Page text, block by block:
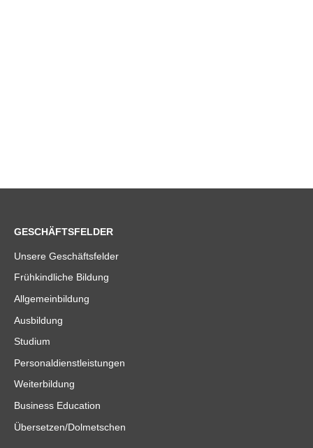
GESCHÄFTSFELDER
Unsere Geschäftsfelder
Frühkindliche Bildung
Allgemeinbildung
Ausbildung
Studium
Personaldienstleistungen
Weiterbildung
Business Education
Übersetzen/Dolmetschen